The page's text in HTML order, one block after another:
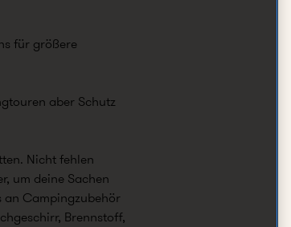
für größere
aber Schutz
Nicht fehlen
um deine Sachen
an Campingzubehör
Brennstoff,